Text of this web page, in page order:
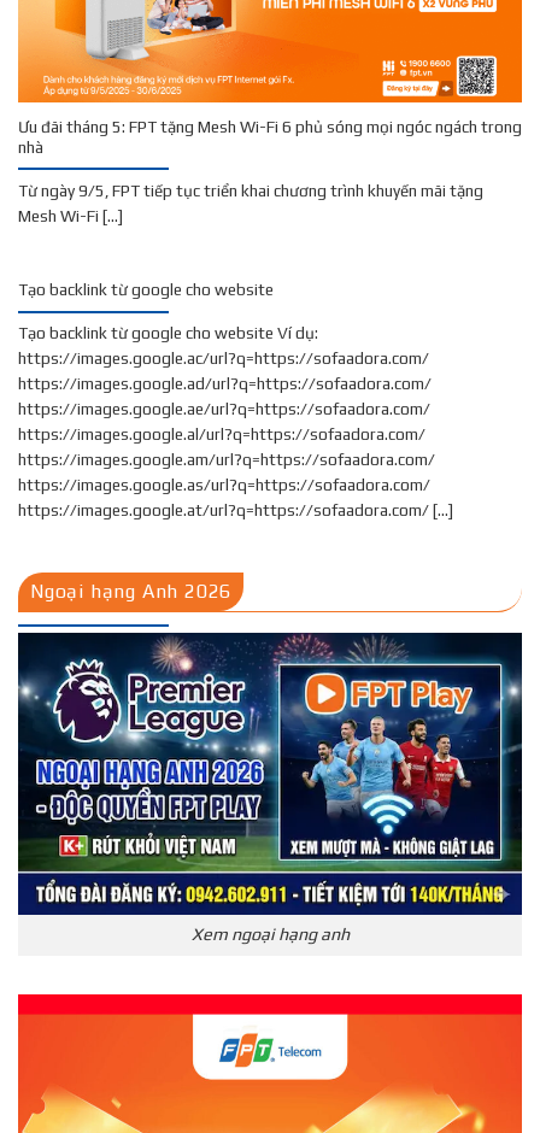
Ưu đãi tháng 5: FPT tặng Mesh Wi-Fi 6 phủ sóng mọi ngóc ngách trong
nhà
Từ ngày 9/5, FPT tiếp tục triển khai chương trình khuyến mãi tặng
Mesh Wi-Fi [...]
Tạo backlink từ google cho website
Tạo backlink từ google cho website Ví dụ:
https://images.google.ac/url?q=https://sofaadora.com/
https://images.google.ad/url?q=https://sofaadora.com/
https://images.google.ae/url?q=https://sofaadora.com/
https://images.google.al/url?q=https://sofaadora.com/
https://images.google.am/url?q=https://sofaadora.com/
https://images.google.as/url?q=https://sofaadora.com/
https://images.google.at/url?q=https://sofaadora.com/ [...]
Ngoại hạng Anh 2026
Xem ngoại hạng anh